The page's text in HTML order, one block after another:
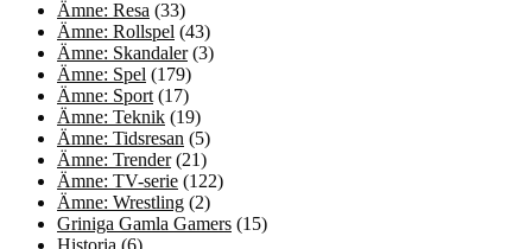
Ämne: Resa (33)
Ämne: Rollspel (43)
Ämne: Skandaler(3)
Ämne: Spel (179)
Ämne: Sport (17)
Ämne: Teknik (19)
Ämne: Tidsresan (5)
Ämne: Trender(21)
Ämne: TV-serie (122)
Ämne: Wrestling (2)
Griniga Gamla Gamers (15)